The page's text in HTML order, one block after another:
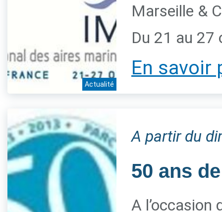
Actualité
Marseille &
Du 21 au 27
En savoir
A partir du
50 ans
A l’occasion